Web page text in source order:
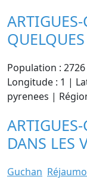
Population :
Longitude : 1 |
pyrenees |
DANS LES
Guchan